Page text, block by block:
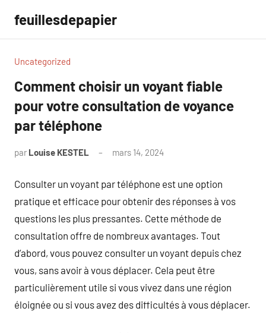
contenu
feuillesdepapier
Uncategorized
Comment choisir un voyant fiable
pour votre consultation de voyance
par téléphone
par Louise KESTEL mars 14, 2024
Consulter un voyant par téléphone est une option
pratique et efficace pour obtenir des réponses à vos
questions les plus pressantes. Cette méthode de
consultation offre de nombreux avantages. Tout
d’abord, vous pouvez consulter un voyant depuis chez
vous, sans avoir à vous déplacer. Cela peut être
particulièrement utile si vous vivez dans une région
éloignée ou si vous avez des difficultés à vous déplacer.